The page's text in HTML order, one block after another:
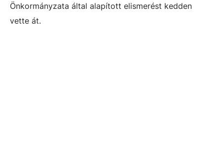
Önkormányzata által alapított elismerést kedden
vette át.